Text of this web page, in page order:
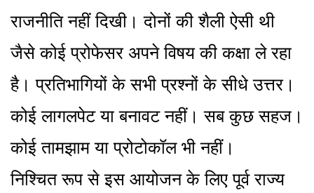
राजनीति नहीं दिखी। दोनों की शैली ऐसी थी
जैसे कोई प्रोफेसर अपने विषय की कक्षा ले रहा
है। प्रतिभागियों के सभी प्रश्नों के सीधे उत्तर।
कोई लागलपेट या बनावट नहीं। सब कुछ सहज।
कोई तामझाम या प्रोटोकॉल भी नहीं।
निश्चित रूप से इस आयोजन के लिए पूर्व राज्य